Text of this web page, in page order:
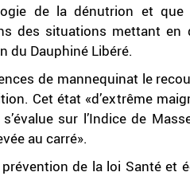
de la dénutrion et que
des situations mettant en
du Dauphiné Libéré.
de mannequinat le
Cet état «d’extrême
sur l’Indice de
au carré».
de la loi Santé et